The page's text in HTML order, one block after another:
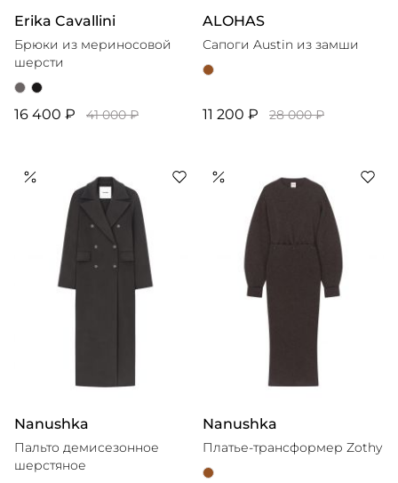
Erika Cavallini
Брюки из мериносовой
шерсти
16 400 ₽ 41 000 ₽
ALOHAS
Сапоги Austin из замши
11 200 ₽ 28 000 ₽
Nanushka
Пальто демисезонное
шерстяное
Nanushka
Платье-трансформер Zothy